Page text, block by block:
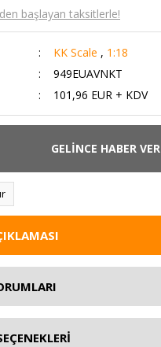
başlayan taksitlerle!
KK Scale , 1:18
949EUAVNKT
101,96 EUR + KDV
GELİNCE HABER VER